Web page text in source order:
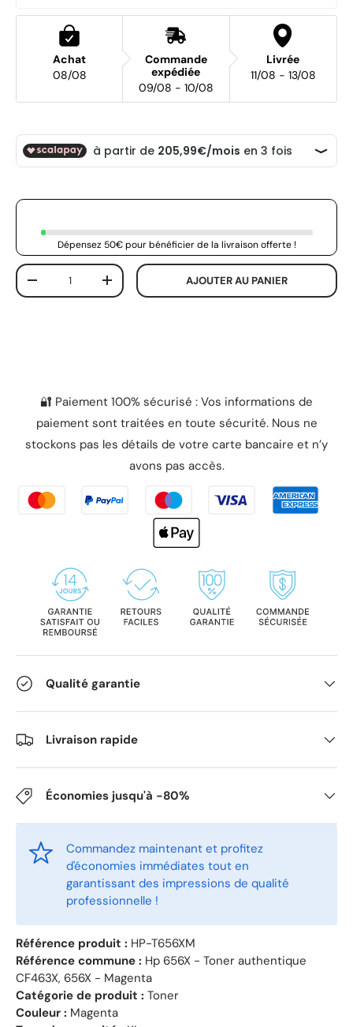
Achat
08/08
Commande
expédiée
09/08 - 10/08
Livrée
11/08 - 13/08
Dépensez 50€ pour bénéficier de la livraison offerte !
Qté
-
+ AJOUTER AU PANIER
🔐 Paiement 100% sécurisé : Vos informations de
paiement sont traitées en toute sécurité. Nous ne
stockons pas les détails de votre carte bancaire et n’y
avons pas accès.
Qualité garantie
Livraison rapide
Économies jusqu'à -80%
Commandez maintenant et profitez
d'économies immédiates tout en
garantissant des impressions de qualité
professionnelle !
Référence produit : HP-T656XM
Référence commune : Hp 656X - Toner authentique
CF463X, 656X - Magenta
Catégorie de produit : Toner
Couleur : Magenta